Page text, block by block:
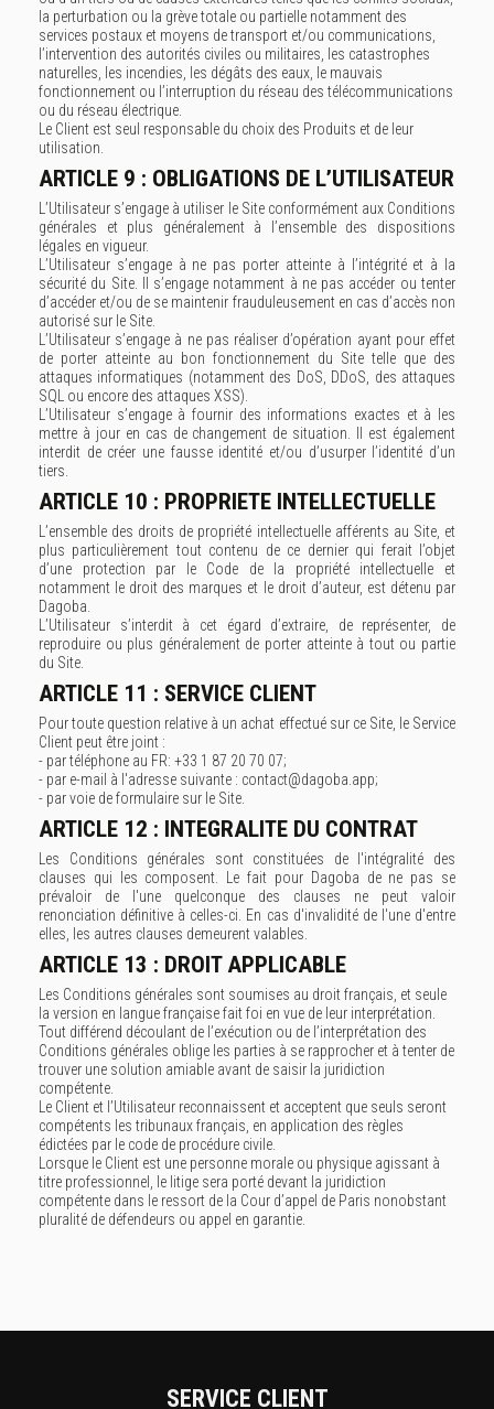
la perturbation ou la grève totale ou partielle notamment des
services postaux et moyens de transport et/ou communications,
l’intervention des autorités civiles ou militaires, les catastrophes
naturelles, les incendies, les dégâts des eaux, le mauvais
fonctionnement ou l’interruption du réseau des télécommunications
ou du réseau électrique.
Le Client est seul responsable du choix des Produits et de leur
utilisation.
ARTICLE 9 : OBLIGATIONS DE L’UTILISATEUR
L’Utilisateur s’engage à utiliser le Site conformément aux Conditions
générales et plus généralement à l’ensemble des dispositions
légales en vigueur.
L’Utilisateur s’engage à ne pas porter atteinte à l’intégrité et à la
sécurité du Site. Il s’engage notamment à ne pas accéder ou tenter
d’accéder et/ou de se maintenir frauduleusement en cas d’accès non
autorisé sur le Site.
L’Utilisateur s’engage à ne pas réaliser d’opération ayant pour effet
de porter atteinte au bon fonctionnement du Site telle que des
attaques informatiques (notamment des DoS, DDoS, des attaques
SQL ou encore des attaques XSS).
L’Utilisateur s’engage à fournir des informations exactes et à les
mettre à jour en cas de changement de situation. Il est également
interdit de créer une fausse identité et/ou d’usurper l’identité d’un
tiers.
ARTICLE 10 : PROPRIETE INTELLECTUELLE
L’ensemble des droits de propriété intellectuelle afférents au Site, et
plus particulièrement tout contenu de ce dernier qui ferait l’objet
d’une protection par le Code de la propriété intellectuelle et
notamment le droit des marques et le droit d’auteur, est détenu par
Dagoba.
L’Utilisateur s’interdit à cet égard d’extraire, de représenter, de
reproduire ou plus généralement de porter atteinte à tout ou partie
du Site.
ARTICLE 11 : SERVICE CLIENT
Pour toute question relative à un achat effectué sur ce Site, le Service
Client peut être joint :
- par téléphone au FR: +33 1 87 20 70 07;
- par e-mail à l'adresse suivante : contact@dagoba.app;
- par voie de formulaire sur le Site.
ARTICLE 12 : INTEGRALITE DU CONTRAT
Les Conditions générales sont constituées de l'intégralité des
clauses qui les composent. Le fait pour Dagoba de ne pas se
prévaloir de l'une quelconque des clauses ne peut valoir
renonciation définitive à celles-ci. En cas d'invalidité de l'une d'entre
elles, les autres clauses demeurent valables.
ARTICLE 13 : DROIT APPLICABLE
Les Conditions générales sont soumises au droit français, et seule
la version en langue française fait foi en vue de leur interprétation.
Tout différend découlant de l’exécution ou de l’interprétation des
Conditions générales oblige les parties à se rapprocher et à tenter de
trouver une solution amiable avant de saisir la juridiction
compétente.
Le Client et l’Utilisateur reconnaissent et acceptent que seuls seront
compétents les tribunaux français, en application des règles
édictées par le code de procédure civile.
Lorsque le Client est une personne morale ou physique agissant à
titre professionnel, le litige sera porté devant la juridiction
compétente dans le ressort de la Cour d’appel de Paris nonobstant
pluralité de défendeurs ou appel en garantie.
SERVICE CLIENT